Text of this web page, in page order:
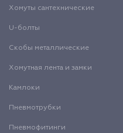
Хомуты сантехнические
U-болты
Скобы металлические
Хомутная лента и замки
Камлоки
Пневмотрубки
Пневмофитинги